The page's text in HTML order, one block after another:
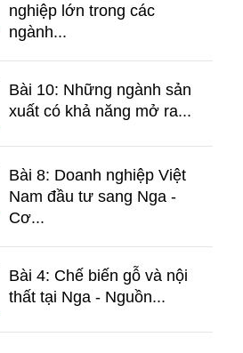
nghiệp lớn trong các
ngành...
Bài 10: Những ngành sản
xuất có khả năng mở ra...
Bài 8: Doanh nghiệp Việt
Nam đầu tư sang Nga -
Cơ...
Bài 4: Chế biến gỗ và nội
thất tại Nga - Nguồn...